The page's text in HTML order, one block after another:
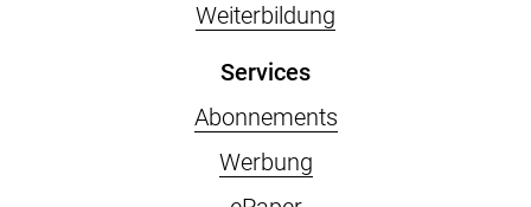
Weiterbildung
Services
Abonnements
Werbung